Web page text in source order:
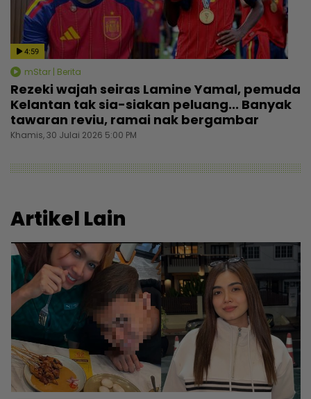
4:59
mStar | Berita
Rezeki wajah seiras Lamine Yamal, pemuda
Kelantan tak sia-siakan peluang... Banyak
tawaran reviu, ramai nak bergambar
Khamis, 30 Julai 2026 5:00 PM
Artikel Lain